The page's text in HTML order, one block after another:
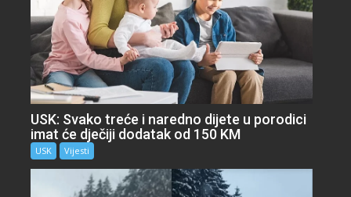
USK: Svako treće i naredno dijete u porodici
imat će dječiji dodatak od 150 KM
USK Vijesti